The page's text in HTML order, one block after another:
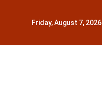
Friday, August 7, 2026